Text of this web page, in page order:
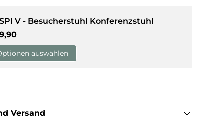
V - Besucherstuhl Konferenzstuhl
Preis
auswählen
Versand